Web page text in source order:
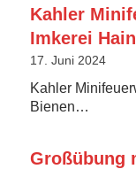
Kahler
Imkerei Hain
17. Juni 2024
Kahler
Bienen…
Großübung